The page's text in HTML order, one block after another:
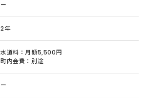
ー
2年
水道料：月額5,500円
町内会費：別途
ー